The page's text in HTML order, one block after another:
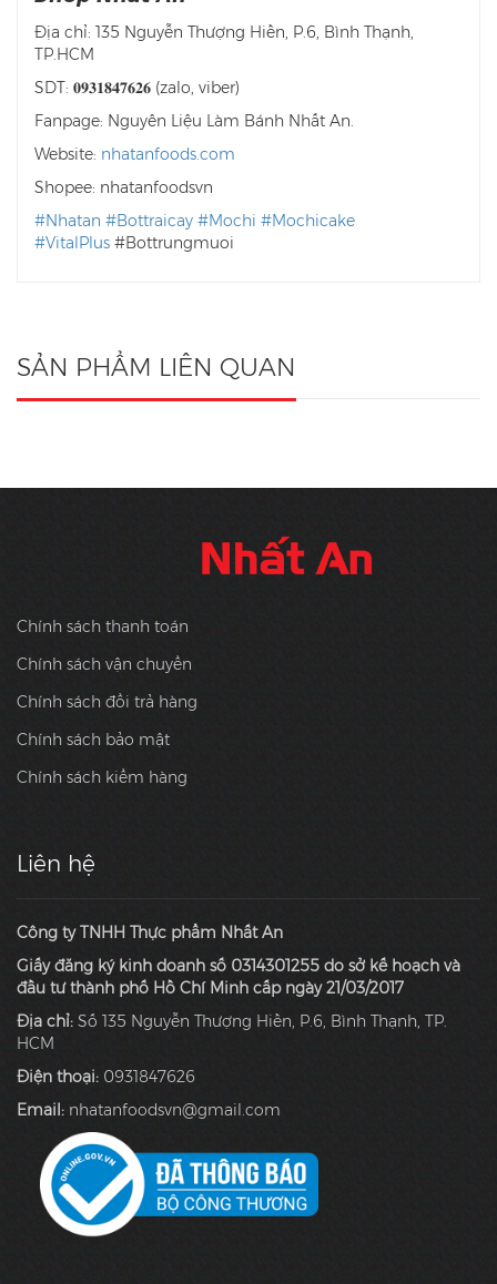
Địa chỉ: 135 Nguyễn Thượng Hiền, P.6, Bình Thạnh,
TP.HCM
SDT: 𝟎𝟗𝟑𝟏𝟖𝟒𝟕𝟔𝟐𝟔 (zalo, viber)
Fanpage: Nguyên Liệu Làm Bánh Nhất An.
Website: nhatanfoods.com
Shopee: nhatanfoodsvn
#Nhatan #Bottraicay #Mochi #Mochicake
#VitalPlus #Bottrungmuoi
SẢN PHẨM LIÊN QUAN
Chính sách thanh toán
Chính sách vận chuyển
Chính sách đổi trả hàng
Chính sách bảo mật
Chính sách kiểm hàng
Liên hệ
Công ty TNHH Thực phẩm Nhất An
Giấy đăng ký kinh doanh số 0314301255 do sở kế hoạch và
đầu tư thành phố Hồ Chí Minh cấp ngày 21/03/2017
Địa chỉ: Số 135 Nguyễn Thượng Hiền, P.6, Bình Thạnh, TP.
HCM
Điện thoại: 0931847626
Email: nhatanfoodsvn@gmail.com